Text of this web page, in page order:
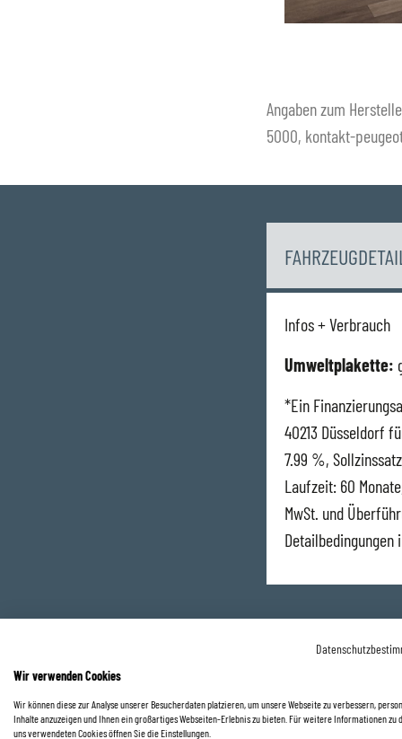
Angaben zum
5000, kontakt-
Infos + Verbrauch
Umweltplakette:
*Ein
40213 Düsseldorf
7.99 %,
Laufzeit: 60
MwSt. und
Saarlouis
Wir verwenden Cookies
Wir können diese zur Analyse unserer Besucherdaten platzieren, um unsere Webseite zu verbessern,
Inhalte anzuzeigen und Ihnen ein großartiges Webseiten-Erlebnis zu bieten. Für weitere Informationen zu
uns verwendeten Cookies öffnen Sie die Einstellungen.